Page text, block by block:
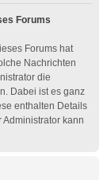
Forums
Forums hat
Nachrichten
die
Dabei ist es ganz
enthalten Details
kann